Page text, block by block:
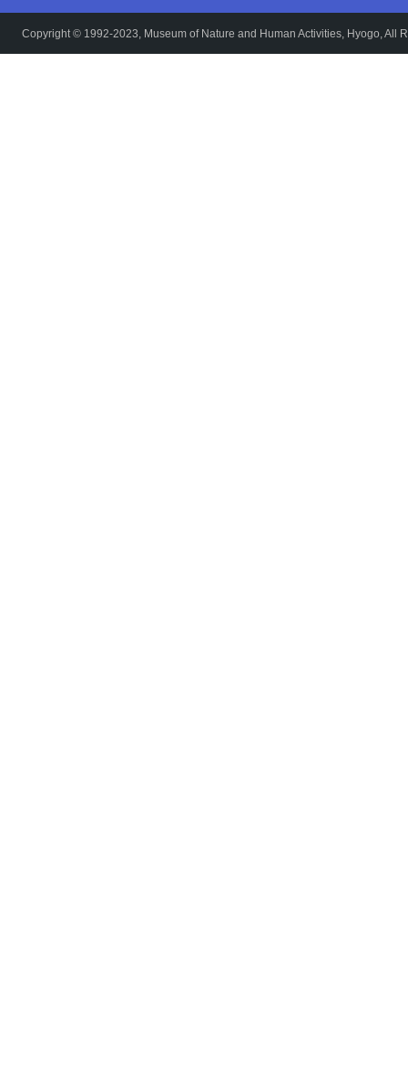
Copyright © 1992-2023, Museum of Nature and Human Activities, Hyogo, All